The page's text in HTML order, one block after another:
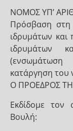
NOMOΣ ΥΠ’
Πρόσβαση στη
ιδρυμάτων και
ιδρυμάτων
κατάργηση του
Ο ΠΡΟΕΔΡΟΣ
Εκδίδομε
Βουλή: